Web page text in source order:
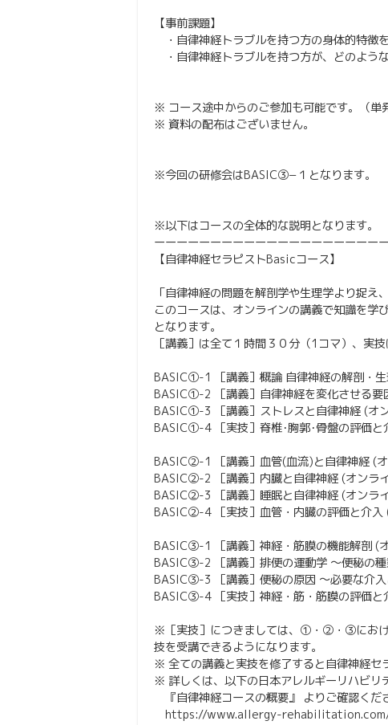
【事前課題】
・自律神経トラブルを持つ方の身体的特徴を
・自律神経トラブルを持つ方が、どのよう
※ コース途中からのご参加も可能です。（単
※ 資料の配布はございません。
※今回の研修会はBASIC③−１となります。
※以下はコースの全体的な説明となります。
ーーーーーーーーーーーーーーーーーーーー
【自律神経セラピストBasicコース】
「自律神経の問題を解剖学や生理学より捉え
このコースは、オンラインの講義で知識を学
となります。
［講義］は全て１時間３０分（1コマ）、実
BASIC①-1 ［講義］概論 自律神経の解剖・
BASIC①-2 ［講義］自律神経を変化させる要
BASIC①-3 ［講義］ストレスと自律神経 (オ
BASIC①-4 ［実技］脊椎･胸郭･骨盤の評価と
BASIC②-1 ［講義］血管(血流)と自律神経 (
BASIC②-2 ［講義］内臓と自律神経 (オンラ
BASIC②-3 ［講義］睡眠と自律神経 (オンラ
BASIC②-4 ［実技］血管・内臓の評価と介入
BASIC③-1 ［講義］神経・筋膜の機能解剖 (
BASIC③-2 ［講義］排便の運動学 〜便秘の
BASIC③-3 ［講義］便秘の原因 〜必要な介
BASIC③-4 ［実技］神経・筋・筋膜の評価
※［実技］につきましては、①・②・③におけ
技を受講できるようになります。
※ 全ての講義と実技を修了すると自律神経セ
※ 詳しくは、以下の日本アレルギーリハビリ
『自律神経コースの概要』 よりご確認くだ
https://www.allergy-